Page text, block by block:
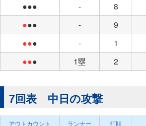
●●● - 8
●●● - 9
●●● - 1
●●● 1塁 2
7回表 中日の攻撃
アウトカウント ランナー 打順